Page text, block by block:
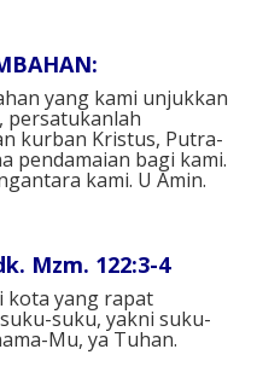
yang kami unjukkan
persatukanlah
kurban Kristus, Putra-
pendamaian bagi kami.
kami. U Amin.⁣
Mzm. 122:3-4⁣
kota yang rapat
suku, yakni suku-
Mu, ya Tuhan.⁣